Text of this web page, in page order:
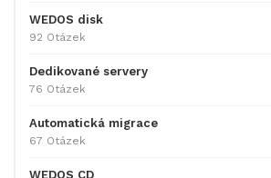
WEDOS disk
92 Otázek
Dedikované servery
76 Otázek
Automatická migrace
67 Otázek
WEDOS CD